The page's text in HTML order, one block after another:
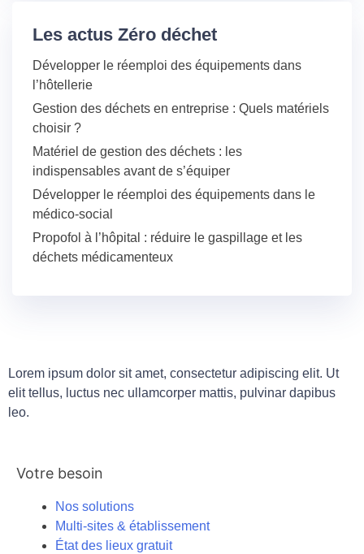
Les actus Zéro déchet
Développer le réemploi des équipements dans
l’hôtellerie
Gestion des déchets en entreprise : Quels matériels
choisir ?
Matériel de gestion des déchets : les
indispensables avant de s’équiper
Développer le réemploi des équipements dans le
médico-social
Propofol à l’hôpital : réduire le gaspillage et les
déchets médicamenteux
Lorem ipsum dolor sit amet, consectetur adipiscing elit. Ut
elit tellus, luctus nec ullamcorper mattis, pulvinar dapibus
leo.
Votre besoin
Nos solutions
Multi-sites & établissement
État des lieux gratuit